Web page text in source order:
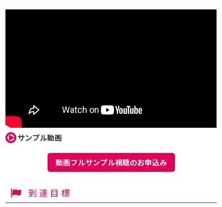
サンプル動画
動画フルサンプル視聴のお申込み
到達目標